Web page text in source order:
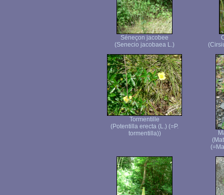
Séneçon jacobee
(Senecio jacobaea L.)
Tormentille
(Potentilla erecta (L.) (=P.
tormentilla))